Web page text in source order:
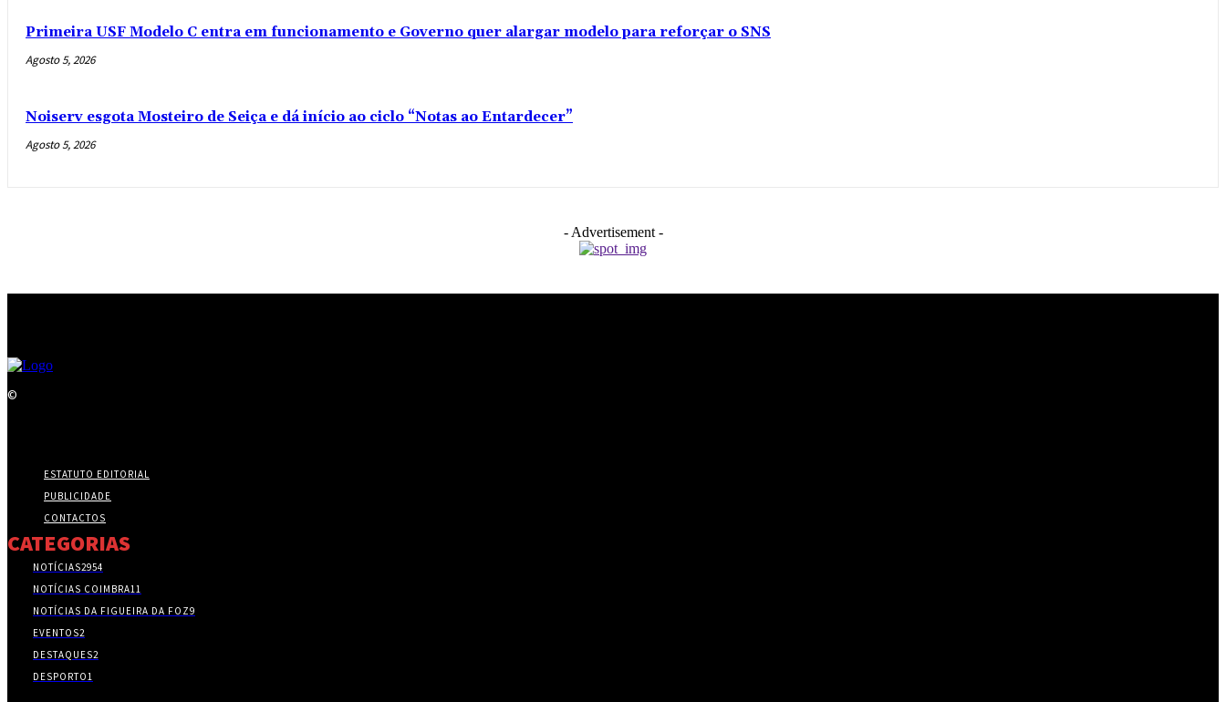
Primeira USF Modelo C entra em funcionamento e Governo quer alargar modelo para reforçar o SNS
Agosto 5, 2026
Noiserv esgota Mosteiro de Seiça e dá início ao ciclo “Notas ao Entardecer”
Agosto 5, 2026
- Advertisement -
©
ESTATUTO EDITORIAL
PUBLICIDADE
CONTACTOS
CATEGORIAS
NOTÍCIAS2954
NOTÍCIAS COIMBRA11
NOTÍCIAS DA FIGUEIRA DA FOZ9
EVENTOS2
DESTAQUES2
DESPORTO1